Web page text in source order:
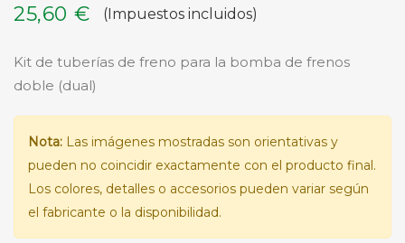
25,60 €
(Impuestos incluidos)
Kit de tuberías de freno para la bomba de frenos
doble (dual)
Nota: Las imágenes mostradas son orientativas y
pueden no coincidir exactamente con el producto final.
Los colores, detalles o accesorios pueden variar según
el fabricante o la disponibilidad.